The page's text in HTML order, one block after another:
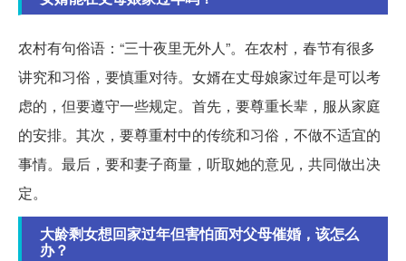
农村有句俗语：“三十夜里无外人”。在农村，春节有很多
讲究和习俗，要慎重对待。女婿在丈母娘家过年是可以考
虑的，但要遵守一些规定。首先，要尊重长辈，服从家庭
的安排。其次，要尊重村中的传统和习俗，不做不适宜的
事情。最后，要和妻子商量，听取她的意见，共同做出决
定。
大龄剩女想回家过年但害怕面对父母催婚，该怎么
办？